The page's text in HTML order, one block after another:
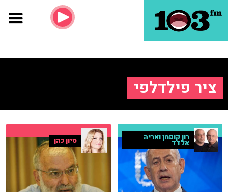
ציר פילדלפי
רון קופמן ואריה
אלדד סיון כהן